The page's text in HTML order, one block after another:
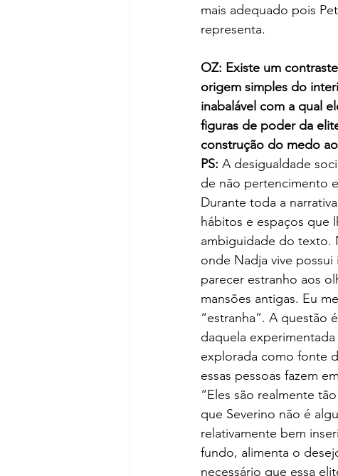
mais adequado pois
representa.
OZ: Existe um
origem simples do
inabalável com a qual
figuras de poder da
construção do medo
PS: A desigualdade
de não pertencimento
Durante toda a
hábitos e espaços que
ambiguidade do texto.
onde Nadja vive
parecer estranho aos
mansões antigas. Eu
“estranha”. A questão
daquela
explorada como fonte
essas pessoas fazem
“Eles são realmente
que Severino não é
relativamente bem
fundo, alimenta o
necessário que essa